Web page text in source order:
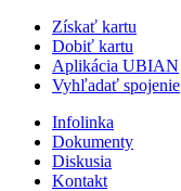
Získať kartu
Dobiť kartu
Aplikácia UBIAN
Vyhľadať spojenie
Infolinka
Dokumenty
Diskusia
Kontakt